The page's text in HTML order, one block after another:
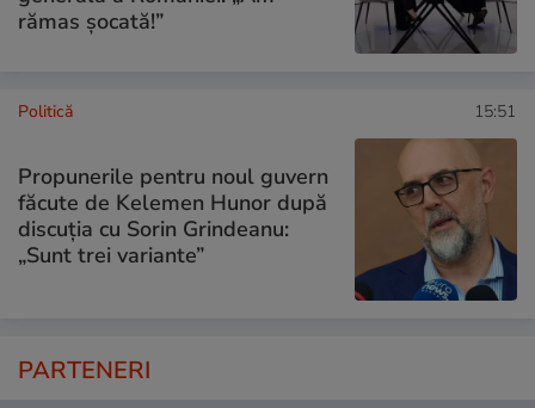
rămas șocată!”
Politică 15:51
Propunerile pentru noul guvern
făcute de Kelemen Hunor după
discuția cu Sorin Grindeanu:
„Sunt trei variante”
PARTENERI